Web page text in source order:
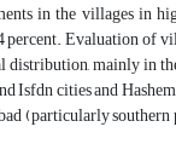
in the villages in
percent. Evaluation of
mainly in
Isfdn cities and
(particularly southern